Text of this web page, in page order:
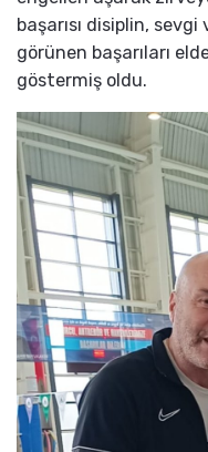
başarısı disiplin,
görünen başarıları
göstermiş oldu.